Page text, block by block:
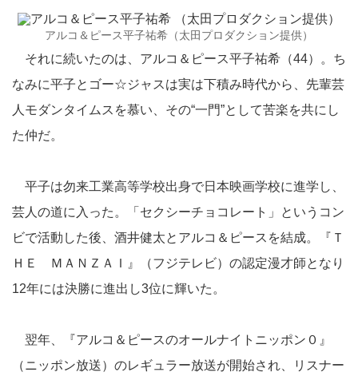
アルコ＆ピース平子祐希（太田プロダクション提供）
それに続いたのは、アルコ＆ピース平子祐希（44）。ち
なみに平子とゴー☆ジャスは実は下積み時代から、先輩芸
人モダンタイムスを慕い、その“一門”として苦楽を共にし
た仲だ。
平子は勿来工業高等学校出身で日本映画学校に進学し、
芸人の道に入った。「セクシーチョコレート」というコン
ビで活動した後、酒井健太とアルコ＆ピースを結成。『Ｔ
ＨＥ ＭＡＮＺＡＩ』（フジテレビ）の認定漫才師となり
12年には決勝に進出し3位に輝いた。
翌年、『アルコ＆ピースのオールナイトニッポン０』
（ニッポン放送）のレギュラー放送が開始され、リスナー